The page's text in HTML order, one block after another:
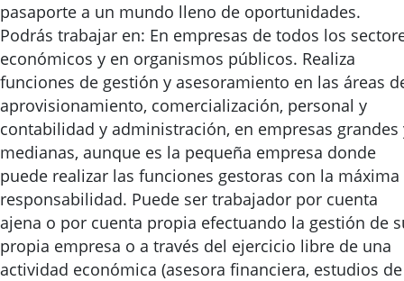
pasaporte a un mundo lleno de oportunidades.
Podrás trabajar en: En empresas de todos los
económicos y en organismos públicos. Realiza
funciones de gestión y asesoramiento en las áreas
aprovisionamiento, comercialización, personal y
contabilidad y administración, en empresas grandes
medianas, aunque es la pequeña empresa donde
puede realizar las funciones gestoras con la máxima
responsabilidad. Puede ser trabajador por cuenta
ajena o por cuenta propia efectuando la gestión de
propia empresa o a través del ejercicio libre de una
actividad económica (asesora financiera, estudios de